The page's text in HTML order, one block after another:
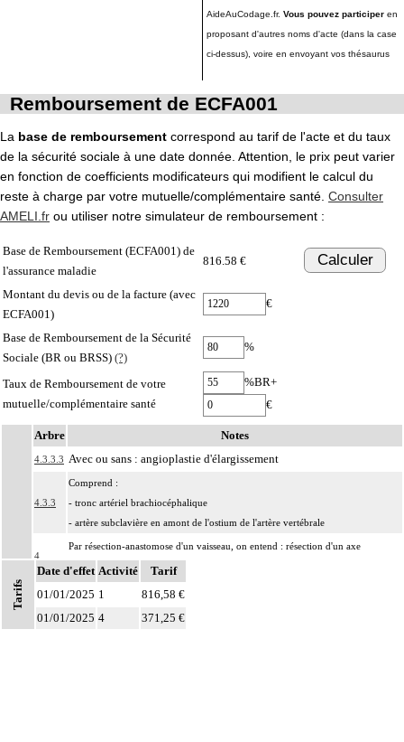
AideAuCodage.fr. Vous pouvez participer en
proposant d'autres noms d'acte (dans la case
ci-dessus), voire en envoyant vos thésaurus
Remboursement de ECFA001
La base de remboursement correspond au tarif de l'acte et du taux
de la sécurité sociale à une date donnée. Attention, le prix peut varier
en fonction de coefficients modificateurs qui modifient le calcul du
reste à charge par votre mutuelle/complémentaire santé. Consulter
AMELI.fr ou utiliser notre simulateur de remboursement :
Base de Remboursement (ECFA001) de
l'assurance maladie
816.58 € Calculer
Montant du devis ou de la facture (avec
ECFA001)
€
Base de Remboursement de la Sécurité
Sociale (BR ou BRSS) (?)
%
Taux de Remboursement de votre
mutuelle/complémentaire santé
%BR+
€
Arbre Notes
4.3.3.3 Avec ou sans : angioplastie d'élargissement
4.3.3
Comprend :
- tronc artériel brachiocéphalique
- artère subclavière en amont de l'ostium de l'artère vertébrale
4
Par résection-anastomose d'un vaisseau, on entend : résection d'un axe
vasculaire avec restauration de la continuité par anastomose.
Par recanalisation intraluminale d'un vaisseau, on entend : rétablissement de la
Tarifs
Date d'effet Activité
Tarif
01/01/2025 1
816,58 €
01/01/2025 4 371,25 €